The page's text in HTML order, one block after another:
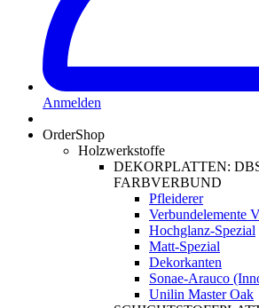
Anmelden
OrderShop
Holzwerkstoffe
DEKORPLATTEN:
FARBVERBUND
Pfleiderer
Verbundelemente
Hochglanz-Spezial
Matt-Spezial
Dekorkanten
Sonae-Arauco
Unilin Master Oak